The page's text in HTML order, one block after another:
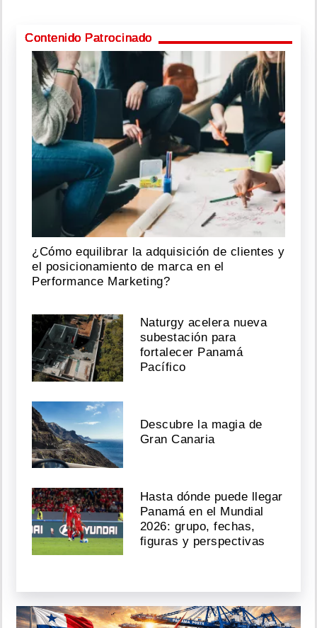
Contenido Patrocinado
¿Cómo equilibrar la adquisición de clientes y
el posicionamiento de marca en el
Performance Marketing?
Naturgy acelera nueva
subestación para
fortalecer Panamá
Pacífico
Descubre la magia de
Gran Canaria
Hasta dónde puede llegar
Panamá en el Mundial
2026: grupo, fechas,
figuras y perspectivas